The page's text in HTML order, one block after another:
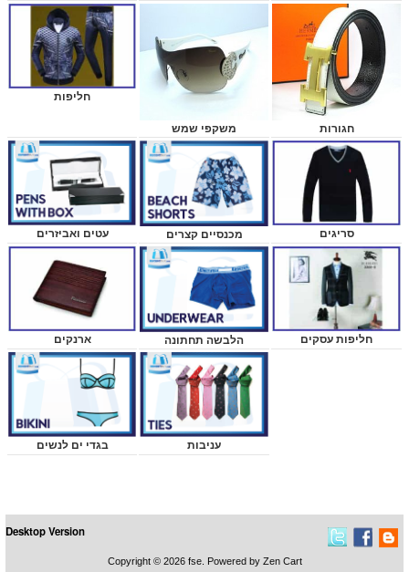
חליפות
משקפי שמש חגורות
עטים ואביזרים מכנסיים קצרים סריגים
ארנקים הלבשה תחתונה חליפות עסקים
בגדי ים לנשים עניבות
Desktop Version
Copyright © 2026 fse. Powered by Zen Cart